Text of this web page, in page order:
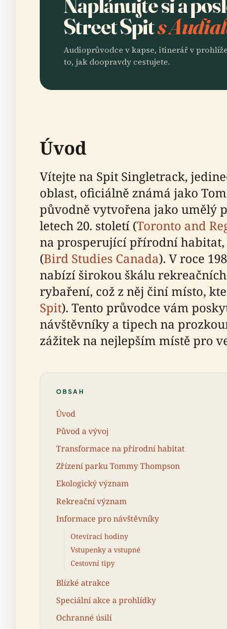
Street Spits
Audioprůvodce v kapse, itinerář v
to, jak doopravdy cestujete.
Úvod
Vítejte na Spit Singletrack,
oblast, oficiálně známá jako
původně vytvořena jako umělý
letech 20. století (Toronto and
na prosperující přírodní habitat,
(Bird Studies Canada). V roce
nabízí širokou škálu
rybaření, což z něj činí místo,
Spit). Tento průvodce vám
návštěvníky a tipech na
zážitek na nejlepším místě pro
OBSAH
Úvod
Původ a vývoj
Transformace na přírodní habitat
Zřízení parku Tommy Thompson
Ekologický význam
Rekreační význam
Informace pro návštěvníky
Otevírací hodiny
Vstupenky a vstupné
Cestovní tipy
Blízké atrakce
Speciální akce a prohlídky
Ochranné úsilí